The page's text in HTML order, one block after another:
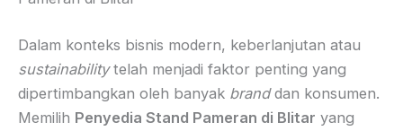
Dalam konteks bisnis modern, keberlanjutan atau
sustainabilitytelah menjadi faktor penting yang
dipertimbangkan oleh banyak branddan konsumen.
Memilih Penyedia Stand Pameran di Blitar yang